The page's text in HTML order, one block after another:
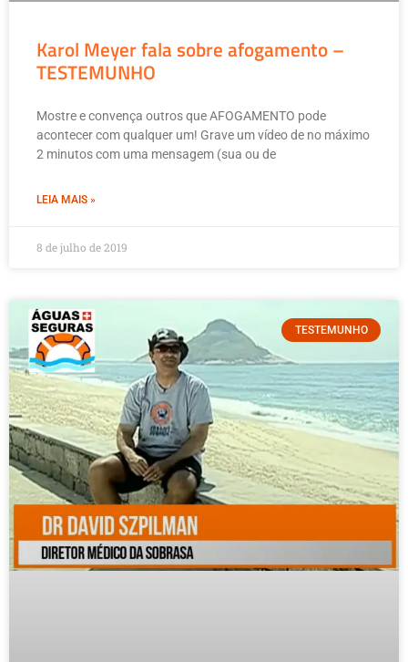
Karol Meyer fala sobre afogamento –
TESTEMUNHO
Mostre e convença outros que AFOGAMENTO pode
acontecer com qualquer um! Grave um vídeo de no máximo
2 minutos com uma mensagem (sua ou de
LEIA MAIS »
8 de julho de 2019
TESTEMUNHO